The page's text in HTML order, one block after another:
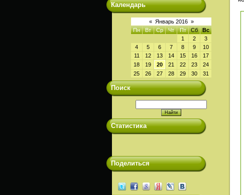
Календарь
« Январь 2016 »
Пн
Вт Ср Чт Пт Сб
Вс
1
2
3
4
5 6 7 8 9
10
11
12 13 14 15 16
17
18
19 20 21 22 23
24
25
26 27 28 29 30 31
Поиск
Статистика
Поделиться